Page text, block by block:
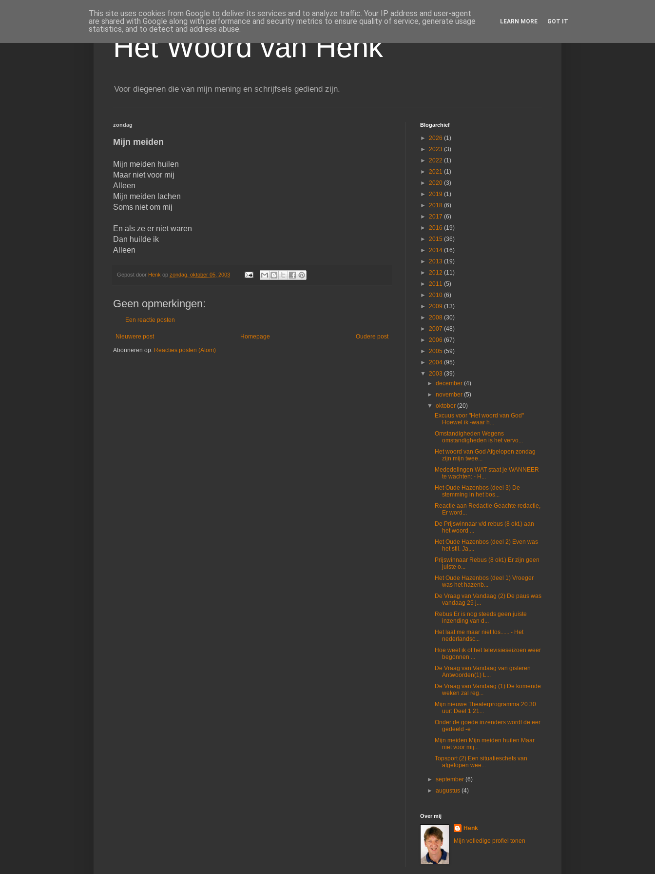
Het Woord van Henk
Voor diegenen die van mijn mening en schrijfsels gediend zijn.
zondag
Mijn meiden
Mijn meiden huilen
Maar niet voor mij
Alleen
Mijn meiden lachen
Soms niet om mij
En als ze er niet waren
Dan huilde ik
Alleen
Gepost door Henk op zondag, oktober 05, 2003
Geen opmerkingen:
Een reactie posten
Nieuwere post Oudere post
Homepage
Abonneren op: Reacties posten (Atom)
Blogarchief
► 2026 (1)
► 2023 (3)
► 2022 (1)
► 2021 (1)
► 2020 (3)
► 2019 (1)
► 2018 (6)
► 2017 (6)
► 2016 (19)
► 2015 (36)
► 2014 (16)
► 2013 (19)
► 2012 (11)
► 2011 (5)
► 2010 (6)
► 2009 (13)
► 2008 (30)
► 2007 (48)
► 2006 (67)
► 2005 (59)
► 2004 (95)
▼ 2003 (39)
►december(4)
►november(5)
▼oktober(20)
Excuus voor "Het woord van God"
Hoewel ik -waar h...
Omstandigheden Wegens
omstandigheden is het vervo...
Het woord van God Afgelopen zondag
zijn mijn twee...
Mededelingen WAT staat je WANNEER
te wachten: - H...
Het Oude Hazenbos (deel 3) De
stemming in het bos...
Reactie aan Redactie Geachte redactie,
Er word...
De Prijswinnaar v/d rebus (8 okt.) aan
het woord ...
Het Oude Hazenbos (deel 2) Even was
het stil. Ja,...
Prijswinnaar Rebus (8 okt.) Er zijn geen
juiste o...
Het Oude Hazenbos (deel 1) Vroeger
was het hazenb...
De Vraag van Vandaag (2) De paus was
vandaag 25 j...
Rebus Er is nog steeds geen juiste
inzending van d...
Het laat me maar niet los...... - Het
nederlandsc...
Hoe weet ik of het televisieseizoen weer
begonnen ...
De Vraag van Vandaag van gisteren
Antwoorden(1) L...
De Vraag van Vandaag (1) De komende
weken zal reg...
Mijn nieuwe Theaterprogramma 20.30
uur: Deel 1 21...
Onder de goede inzenders wordt de eer
gedeeld -e
Mijn meiden Mijn meiden huilen Maar
niet voor mij...
Topsport (2) Een situatieschets van
afgelopen wee...
►september(6)
►augustus(4)
Over mij
Henk
Mijn volledige profiel tonen
This site uses cookies from Google to deliver its services and to analyze traffic. Your IP address and user-agent
are shared with Google along with performance and security metrics to ensure quality of service, generate usage
statistics, and to detect and address abuse.
LEARN MORE GOT IT